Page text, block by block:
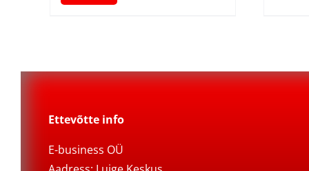
Ettevõtte info
E-business OÜ